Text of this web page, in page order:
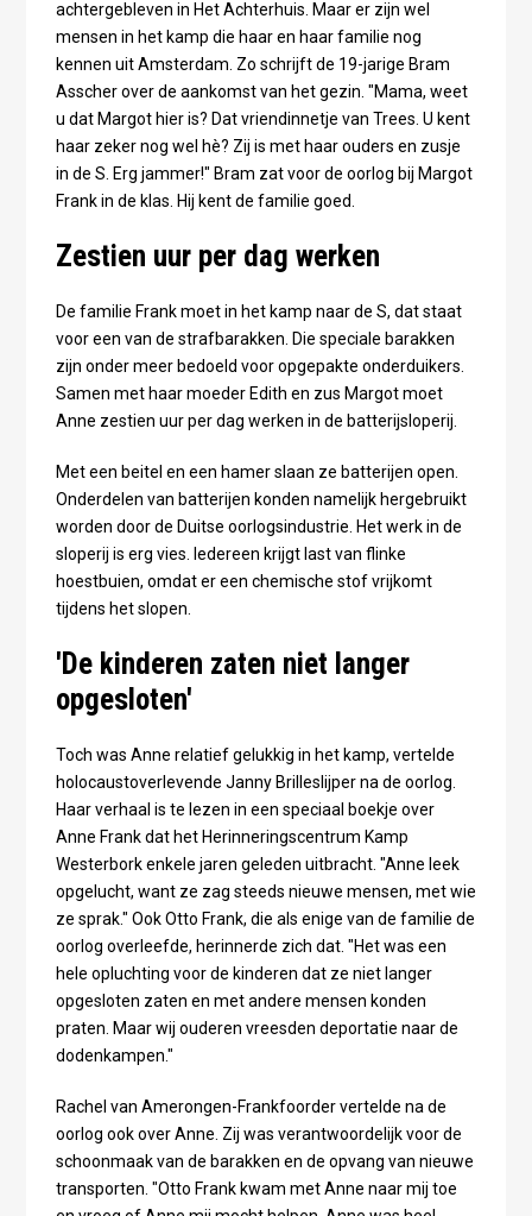
achtergebleven in Het Achterhuis. Maar er zijn wel
mensen in het kamp die haar en haar familie nog
kennen uit Amsterdam. Zo schrijft de 19-jarige Bram
Asscher over de aankomst van het gezin. "Mama, weet
u dat Margot hier is? Dat vriendinnetje van Trees. U kent
haar zeker nog wel hè? Zij is met haar ouders en zusje
in de S. Erg jammer!" Bram zat voor de oorlog bij Margot
Frank in de klas. Hij kent de familie goed.
Zestien uur per dag werken
De familie Frank moet in het kamp naar de S, dat staat
voor een van de strafbarakken. Die speciale barakken
zijn onder meer bedoeld voor opgepakte onderduikers.
Samen met haar moeder Edith en zus Margot moet
Anne zestien uur per dag werken in de batterijsloperij.
Met een beitel en een hamer slaan ze batterijen open.
Onderdelen van batterijen konden namelijk hergebruikt
worden door de Duitse oorlogsindustrie. Het werk in de
sloperij is erg vies. Iedereen krijgt last van flinke
hoestbuien, omdat er een chemische stof vrijkomt
tijdens het slopen.
'De kinderen zaten niet langer
opgesloten'
Toch was Anne relatief gelukkig in het kamp, vertelde
holocaustoverlevende Janny Brilleslijper na de oorlog.
Haar verhaal is te lezen in een speciaal boekje over
Anne Frank dat het Herinneringscentrum Kamp
Westerbork enkele jaren geleden uitbracht. "Anne leek
opgelucht, want ze zag steeds nieuwe mensen, met wie
ze sprak." Ook Otto Frank, die als enige van de familie de
oorlog overleefde, herinnerde zich dat. "Het was een
hele opluchting voor de kinderen dat ze niet langer
opgesloten zaten en met andere mensen konden
praten. Maar wij ouderen vreesden deportatie naar de
dodenkampen."
Rachel van Amerongen-Frankfoorder vertelde na de
oorlog ook over Anne. Zij was verantwoordelijk voor de
schoonmaak van de barakken en de opvang van nieuwe
transporten. "Otto Frank kwam met Anne naar mij toe